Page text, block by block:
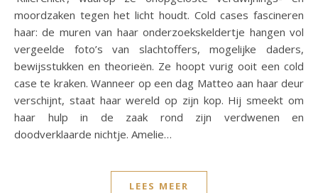
moordzaken tegen het licht houdt. Cold cases fascineren
haar: de muren van haar onderzoekskeldertje hangen vol
vergeelde foto’s van slachtoffers, mogelijke daders,
bewijsstukken en theorieën. Ze hoopt vurig ooit een cold
case te kraken. Wanneer op een dag Matteo aan haar deur
verschijnt, staat haar wereld op zijn kop. Hij smeekt om
haar hulp in de zaak rond zijn verdwenen en
doodverklaarde nichtje. Amelie…
LEES MEER